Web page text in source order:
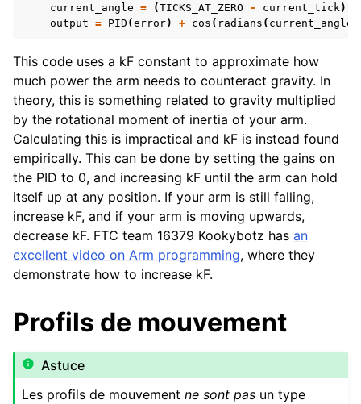
current_angle = (TICKS_AT_ZERO - current_tick)
output = PID (error) + cos ( radians ( current_angle
This code uses a kF constant to approximate how
much power the arm needs to counteract gravity. In
theory, this is something related to gravity multiplied
by the rotational moment of inertia of your arm.
Calculating this is impractical and kF is instead found
empirically. This can be done by setting the gains on
the PID to 0, and increasing kF until the arm can hold
itself up at any position. If your arm is still falling,
increase kF, and if your arm is moving upwards,
decrease kF. FTC team 16379 Kookybotz has an
excellent video on Arm programming, where they
demonstrate how to increase kF.
Profils de mouvement
Astuce
Les profils de mouvementne sont pas un type